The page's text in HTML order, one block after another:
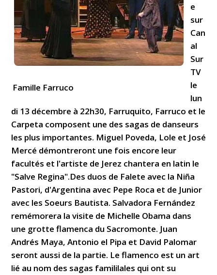
Famille Farruco
e
sur
Can
al
Sur
TV
le
lun
di 13 décembre à 22h30, Farruquito, Farruco et le
Carpeta composent une des sagas de danseurs
les plus importantes. Miguel Poveda, Lole et José
Mercé démontreront une fois encore leur
facultés et l'artiste de Jerez chantera en latin le
"Salve Regina".Des duos de Falete avec la Niña
Pastori, d'Argentina avec Pepe Roca et de Junior
avec les Soeurs Bautista. Salvadora Fernández
remémorera la visite de Michelle Obama dans
une grotte flamenca du Sacromonte. Juan
Andrés Maya, Antonio el Pipa et David Palomar
seront aussi de la partie. Le flamenco est un art
lié au nom des sagas famililales qui ont su